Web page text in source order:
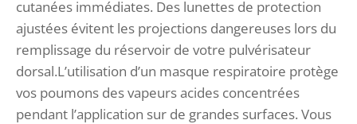
cutanées immédiates. Des lunettes de protection
ajustées évitent les projections dangereuses lors du
remplissage du réservoir de votre pulvérisateur
dorsal.L’utilisation d’un masque respiratoire protège
vos poumons des vapeurs acides concentrées
pendant l’application sur de grandes surfaces. Vous